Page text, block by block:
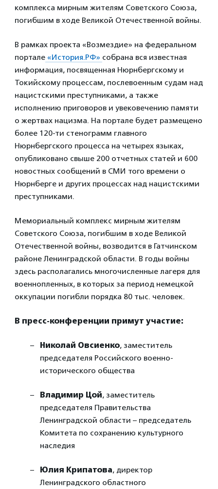
комплекса мирным жителям Советского Союза,
погибшим в ходе Великой Отечественной войны.
В рамках проекта «Возмездие» на федеральном
портале «История.РФ» собрана вся известная
информация, посвященная Нюрнбергскому и
Токийскому процессам, послевоенным судам над
нацистскими преступниками, а также
исполнению приговоров и увековечению памяти
о жертвах нацизма. На портале будет размещено
более 120-ти стенограмм главного
Нюрнбергского процесса на четырех языках,
опубликовано свыше 200 отчетных статей и 600
новостных сообщений в СМИ того времени о
Нюрнберге и других процессах над нацистскими
преступниками.
Мемориальный комплекс мирным жителям
Советского Союза, погибшим в ходе Великой
Отечественной войны, возводится в Гатчинском
районе Ленинградской области. В годы войны
здесь располагались многочисленные лагеря для
военнопленных, в которых за период немецкой
оккупации погибли порядка 80 тыс. человек.
В пресс-конференции примут участие:
Николай Овсиенко, заместитель
председателя Российского военно-
исторического общества
Владимир Цой, заместитель
председателя Правительства
Ленинградской области – председатель
Комитета по сохранению культурного
наследия
Юлия Крипатова, директор
Ленинградского областного